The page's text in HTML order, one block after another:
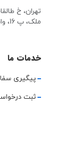
تهران، خ
ملک، پ 16، واحد 2
خدمات ما
پیگیری
ثبت